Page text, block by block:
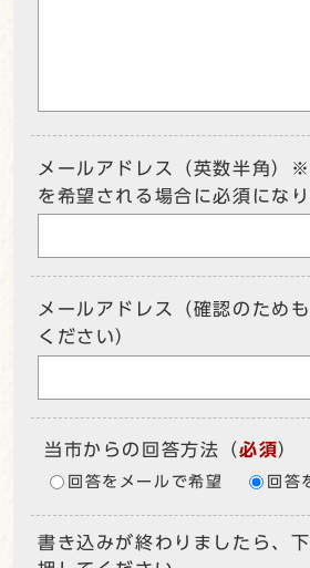
メールアドレス（英数半角）
を希望される場合に必須にな
メールアドレス（確認のため
ください）
当市からの回答方法 （必須）
回答をメールで希望 回答
書き込みが終わりましたら、